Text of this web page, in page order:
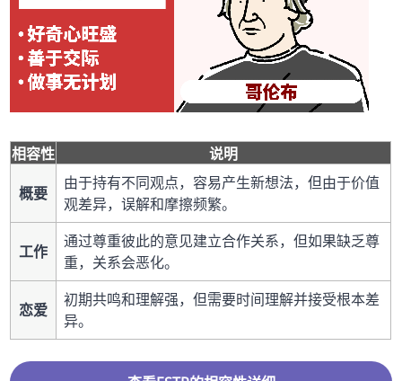
相容性
说明
概要
由于持有不同观点，容易产生新想法，但由于价值
观差异，误解和摩擦频繁。
工作
通过尊重彼此的意见建立合作关系，但如果缺乏尊
重，关系会恶化。
恋爱
初期共鸣和理解强，但需要时间理解并接受根本差
异。